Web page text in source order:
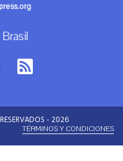
- 2026
TÉRMINOS Y CONDICIONES